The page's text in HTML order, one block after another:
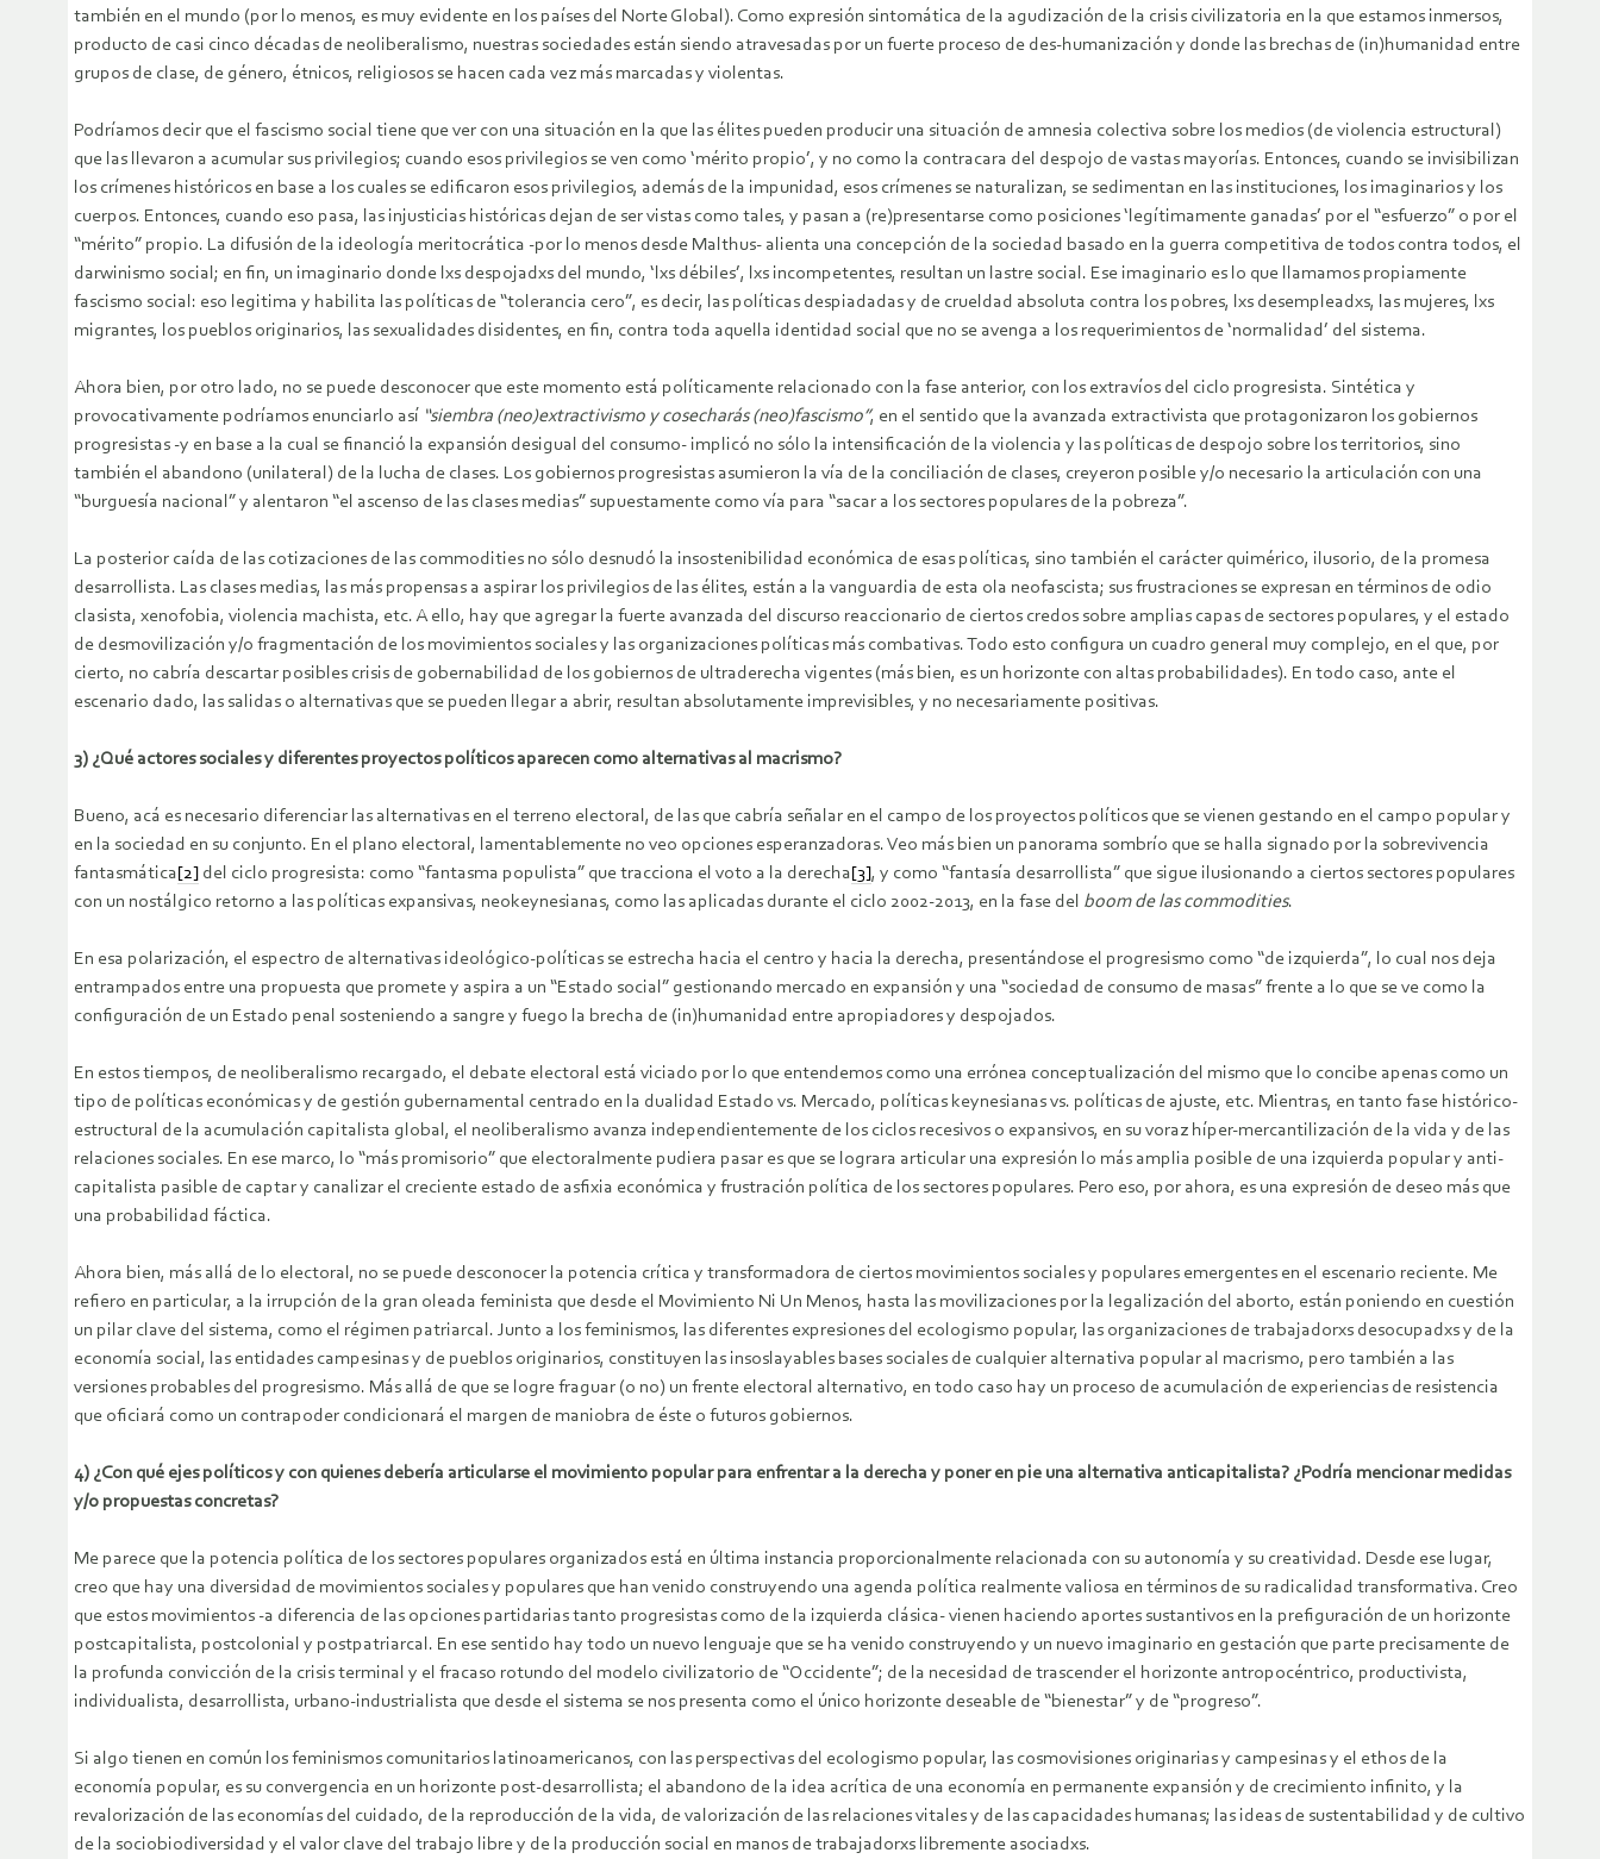
también en el mundo (por lo menos, es muy evidente en los países del Norte Global). Como expresión sintomática de la agudización de la crisis civilizatoria en la que estamos inmersos,
producto de casi cinco décadas de neoliberalismo, nuestras sociedades están siendo atravesadas por un fuerte proceso de des-humanización y donde las brechas de (in)humanidad entre
grupos de clase, de género, étnicos, religiosos se hacen cada vez más marcadas y violentas.
Podríamos decir que el fascismo social tiene que ver con una situación en la que las élites pueden producir una situación de amnesia colectiva sobre los medios (de violencia estructural)
que las llevaron a acumular sus privilegios; cuando esos privilegios se ven como ‘mérito propio’, y no como la contracara del despojo de vastas mayorías. Entonces, cuando se invisibilizan
los crímenes históricos en base a los cuales se edificaron esos privilegios, además de la impunidad, esos crímenes se naturalizan, se sedimentan en las instituciones, los imaginarios y los
cuerpos. Entonces, cuando eso pasa, las injusticias históricas dejan de ser vistas como tales, y pasan a (re)presentarse como posiciones ‘legítimamente ganadas’ por el “esfuerzo” o por el
“mérito” propio. La difusión de la ideología meritocrática -por lo menos desde Malthus- alienta una concepción de la sociedad basado en la guerra competitiva de todos contra todos, el
darwinismo social; en fin, un imaginario donde lxs despojadxs del mundo, ‘lxs débiles’, lxs incompetentes, resultan un lastre social. Ese imaginario es lo que llamamos propiamente
fascismo social: eso legitima y habilita las políticas de “tolerancia cero”, es decir, las políticas despiadadas y de crueldad absoluta contra los pobres, lxs desempleadxs, las mujeres, lxs
migrantes, los pueblos originarios, las sexualidades disidentes, en fin, contra toda aquella identidad social que no se avenga a los requerimientos de ‘normalidad’ del sistema.
Ahora bien, por otro lado, no se puede desconocer que este momento está políticamente relacionado con la fase anterior, con los extravíos del ciclo progresista. Sintética y
provocativamente podríamos enunciarlo así “siembra (neo)extractivismo y cosecharás (neo)fascismo”, en el sentido que la avanzada extractivista que protagonizaron los gobiernos
progresistas -y en base a la cual se financió la expansión desigual del consumo- implicó no sólo la intensificación de la violencia y las políticas de despojo sobre los territorios, sino
también el abandono (unilateral) de la lucha de clases. Los gobiernos progresistas asumieron la vía de la conciliación de clases, creyeron posible y/o necesario la articulación con una
“burguesía nacional” y alentaron “el ascenso de las clases medias” supuestamente como vía para “sacar a los sectores populares de la pobreza”.
La posterior caída de las cotizaciones de las commodities no sólo desnudó la insostenibilidad económica de esas políticas, sino también el carácter quimérico, ilusorio, de la promesa
desarrollista. Las clases medias, las más propensas a aspirar los privilegios de las élites, están a la vanguardia de esta ola neofascista; sus frustraciones se expresan en términos de odio
clasista, xenofobia, violencia machista, etc. A ello, hay que agregar la fuerte avanzada del discurso reaccionario de ciertos credos sobre amplias capas de sectores populares, y el estado
de desmovilización y/o fragmentación de los movimientos sociales y las organizaciones políticas más combativas. Todo esto configura un cuadro general muy complejo, en el que, por
cierto, no cabría descartar posibles crisis de gobernabilidad de los gobiernos de ultraderecha vigentes (más bien, es un horizonte con altas probabilidades). En todo caso, ante el
escenario dado, las salidas o alternativas que se pueden llegar a abrir, resultan absolutamente imprevisibles, y no necesariamente positivas.
3) ¿Qué actores sociales y diferentes proyectos políticos aparecen como alternativas al macrismo?
Bueno, acá es necesario diferenciar las alternativas en el terreno electoral, de las que cabría señalar en el campo de los proyectos políticos que se vienen gestando en el campo popular y
en la sociedad en su conjunto. En el plano electoral, lamentablemente no veo opciones esperanzadoras. Veo más bien un panorama sombrío que se halla signado por la sobrevivencia
fantasmática[2] del ciclo progresista: como “fantasma populista” que tracciona el voto a la derecha[3], y como “fantasía desarrollista” que sigue ilusionando a ciertos sectores populares
con un nostálgico retorno a las políticas expansivas, neokeynesianas, como las aplicadas durante el ciclo 2002-2013, en la fase del boom de las commodities.
En esa polarización, el espectro de alternativas ideológico-políticas se estrecha hacia el centro y hacia la derecha, presentándose el progresismo como “de izquierda”, lo cual nos deja
entrampados entre una propuesta que promete y aspira a un “Estado social” gestionando mercado en expansión y una “sociedad de consumo de masas” frente a lo que se ve como la
configuración de un Estado penal sosteniendo a sangre y fuego la brecha de (in)humanidad entre apropiadores y despojados.
En estos tiempos, de neoliberalismo recargado, el debate electoral está viciado por lo que entendemos como una errónea conceptualización del mismo que lo concibe apenas como un
tipo de políticas económicas y de gestión gubernamental centrado en la dualidad Estado vs. Mercado, políticas keynesianas vs. políticas de ajuste, etc. Mientras, en tanto fase histórico-
estructural de la acumulación capitalista global, el neoliberalismo avanza independientemente de los ciclos recesivos o expansivos, en su voraz híper-mercantilización de la vida y de las
relaciones sociales. En ese marco, lo “más promisorio” que electoralmente pudiera pasar es que se lograra articular una expresión lo más amplia posible de una izquierda popular y anti-
capitalista pasible de captar y canalizar el creciente estado de asfixia económica y frustración política de los sectores populares. Pero eso, por ahora, es una expresión de deseo más que
una probabilidad fáctica.
Ahora bien, más allá de lo electoral, no se puede desconocer la potencia crítica y transformadora de ciertos movimientos sociales y populares emergentes en el escenario reciente. Me
refiero en particular, a la irrupción de la gran oleada feminista que desde el Movimiento Ni Un Menos, hasta las movilizaciones por la legalización del aborto, están poniendo en cuestión
un pilar clave del sistema, como el régimen patriarcal. Junto a los feminismos, las diferentes expresiones del ecologismo popular, las organizaciones de trabajadorxs desocupadxs y de la
economía social, las entidades campesinas y de pueblos originarios, constituyen las insoslayables bases sociales de cualquier alternativa popular al macrismo, pero también a las
versiones probables del progresismo. Más allá de que se logre fraguar (o no) un frente electoral alternativo, en todo caso hay un proceso de acumulación de experiencias de resistencia
que oficiará como un contrapoder condicionará el margen de maniobra de éste o futuros gobiernos.
4) ¿Con qué ejes políticos y con quienes debería articularse el movimiento popular para enfrentar a la derecha y poner en pie una alternativa anticapitalista? ¿Podría mencionar medidas
y/o propuestas concretas?
Me parece que la potencia política de los sectores populares organizados está en última instancia proporcionalmente relacionada con su autonomía y su creatividad. Desde ese lugar,
creo que hay una diversidad de movimientos sociales y populares que han venido construyendo una agenda política realmente valiosa en términos de su radicalidad transformativa. Creo
que estos movimientos -a diferencia de las opciones partidarias tanto progresistas como de la izquierda clásica- vienen haciendo aportes sustantivos en la prefiguración de un horizonte
postcapitalista, postcolonial y postpatriarcal. En ese sentido hay todo un nuevo lenguaje que se ha venido construyendo y un nuevo imaginario en gestación que parte precisamente de
la profunda convicción de la crisis terminal y el fracaso rotundo del modelo civilizatorio de “Occidente”; de la necesidad de trascender el horizonte antropocéntrico, productivista,
individualista, desarrollista, urbano-industrialista que desde el sistema se nos presenta como el único horizonte deseable de “bienestar” y de “progreso”.
Si algo tienen en común los feminismos comunitarios latinoamericanos, con las perspectivas del ecologismo popular, las cosmovisiones originarias y campesinas y el ethos de la
economía popular, es su convergencia en un horizonte post-desarrollista; el abandono de la idea acrítica de una economía en permanente expansión y de crecimiento infinito, y la
revalorización de las economías del cuidado, de la reproducción de la vida, de valorización de las relaciones vitales y de las capacidades humanas; las ideas de sustentabilidad y de cultivo
de la sociobiodiversidad y el valor clave del trabajo libre y de la producción social en manos de trabajadorxs libremente asociadxs.